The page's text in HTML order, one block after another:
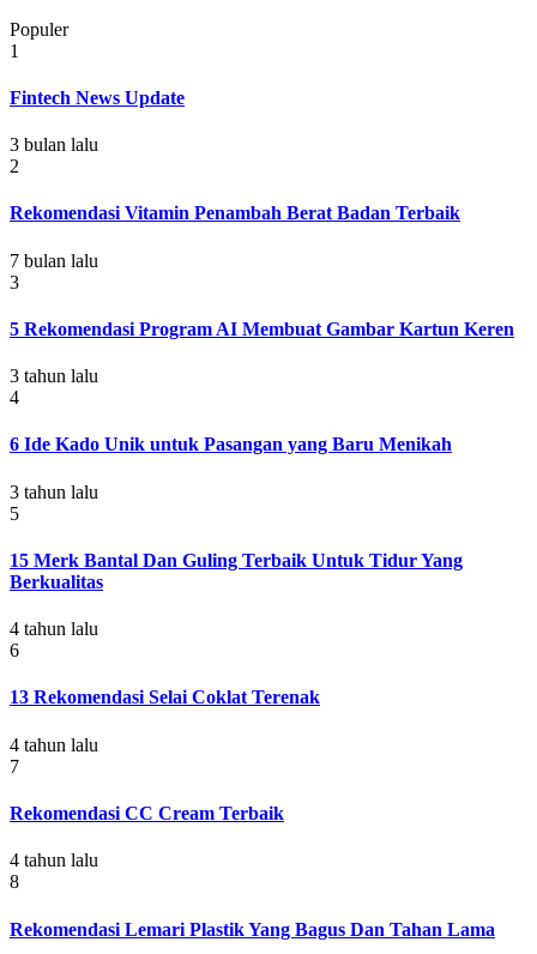
Populer
1
Fintech News Update
3 bulan lalu
2
Rekomendasi Vitamin Penambah Berat Badan Terbaik
7 bulan lalu
3
5 Rekomendasi Program AI Membuat Gambar Kartun Keren
3 tahun lalu
4
6 Ide Kado Unik untuk Pasangan yang Baru Menikah
3 tahun lalu
5
15 Merk Bantal Dan Guling Terbaik Untuk Tidur Yang
Berkualitas
4 tahun lalu
6
13 Rekomendasi Selai Coklat Terenak
4 tahun lalu
7
Rekomendasi CC Cream Terbaik
4 tahun lalu
8
Rekomendasi Lemari Plastik Yang Bagus Dan Tahan Lama